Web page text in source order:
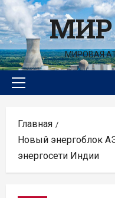
Перейти
к
содержимому
МИРОВАЯ
Основное
Главная
Новый энергоблок
энергосети Индии